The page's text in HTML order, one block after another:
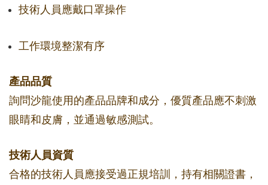
技術人員應戴口罩操作
工作環境整潔有序
產品品質
詢問沙龍使用的產品品牌和成分，優質產品應不刺激
眼睛和皮膚，並通過敏感測試。
技術人員資質
合格的技術人員應接受過正規培訓，持有相關證書，